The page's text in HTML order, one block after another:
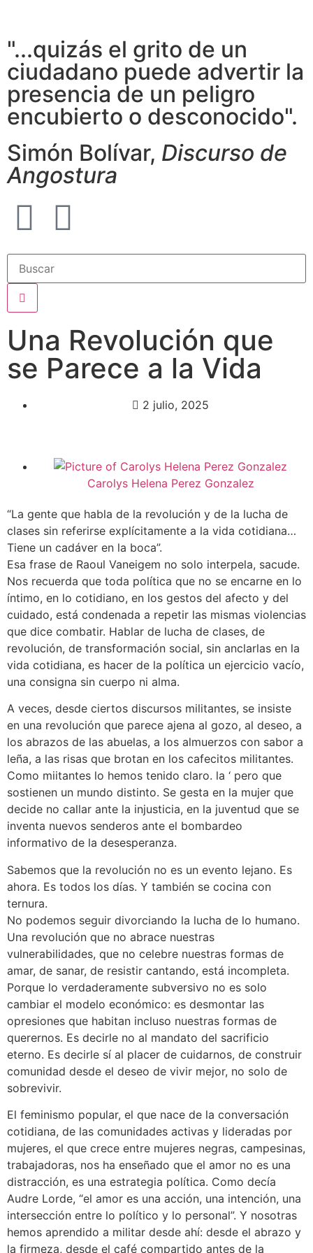
"...quizás el grito de un
ciudadano puede advertir la
presencia de un peligro
encubierto o desconocido".
Simón Bolívar, Discurso de
Angostura
Una Revolución que
se Parece a la Vida
2 julio, 2025
Carolys Helena Perez Gonzalez
“La gente que habla de la revolución y de la lucha de
clases sin referirse explícitamente a la vida cotidiana…
Tiene un cadáver en la boca”.
Esa frase de Raoul Vaneigem no solo interpela, sacude.
Nos recuerda que toda política que no se encarne en lo
íntimo, en lo cotidiano, en los gestos del afecto y del
cuidado, está condenada a repetir las mismas violencias
que dice combatir. Hablar de lucha de clases, de
revolución, de transformación social, sin anclarlas en la
vida cotidiana, es hacer de la política un ejercicio vacío,
una consigna sin cuerpo ni alma.
A veces, desde ciertos discursos militantes, se insiste
en una revolución que parece ajena al gozo, al deseo, a
los abrazos de las abuelas, a los almuerzos con sabor a
leña, a las risas que brotan en los cafecitos militantes.
Como miitantes lo hemos tenido claro. la ‘ pero que
sostienen un mundo distinto. Se gesta en la mujer que
decide no callar ante la injusticia, en la juventud que se
inventa nuevos senderos ante el bombardeo
informativo de la desesperanza.
Sabemos que la revolución no es un evento lejano. Es
ahora. Es todos los días. Y también se cocina con
ternura.
No podemos seguir divorciando la lucha de lo humano.
Una revolución que no abrace nuestras
vulnerabilidades, que no celebre nuestras formas de
amar, de sanar, de resistir cantando, está incompleta.
Porque lo verdaderamente subversivo no es solo
cambiar el modelo económico: es desmontar las
opresiones que habitan incluso nuestras formas de
querernos. Es decirle no al mandato del sacrificio
eterno. Es decirle sí al placer de cuidarnos, de construir
comunidad desde el deseo de vivir mejor, no solo de
sobrevivir.
El feminismo popular, el que nace de la conversación
cotidiana, de las comunidades activas y lideradas por
mujeres, el que crece entre mujeres negras, campesinas,
trabajadoras, nos ha enseñado que el amor no es una
distracción, es una estrategia política. Como decía
Audre Lorde, “el amor es una acción, una intención, una
intersección entre lo político y lo personal”. Y nosotras
hemos aprendido a militar desde ahí: desde el abrazo y
la firmeza, desde el café compartido antes de la